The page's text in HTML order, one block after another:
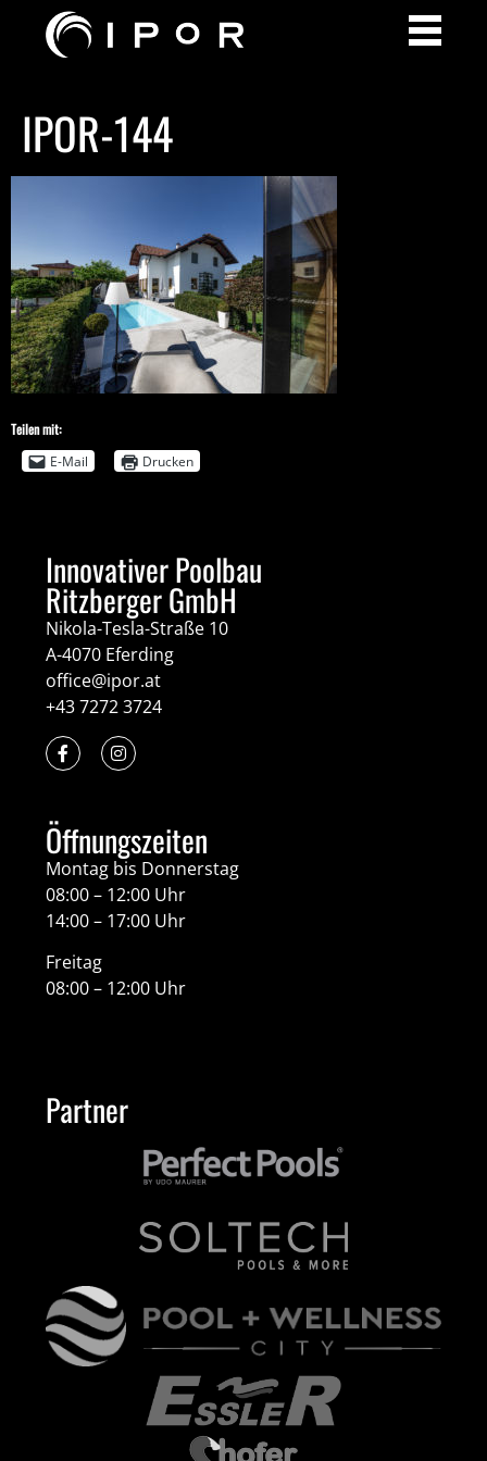
IPOR-144
Teilen mit:
E-Mail
Drucken
Innovativer Poolbau
Ritzberger GmbH
Nikola-Tesla-Straße 10
A-4070 Eferding
office@ipor.at
+43 7272 3724
Öffnungszeiten
Montag bis Donnerstag
08:00 – 12:00 Uhr
14:00 – 17:00 Uhr
Freitag
08:00 – 12:00 Uhr
Partner